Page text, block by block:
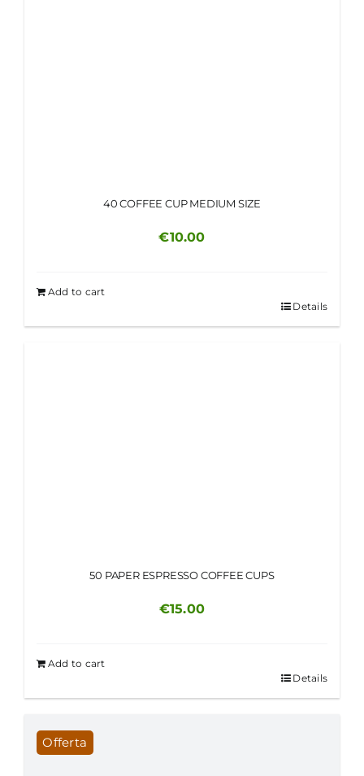
40 COFFEE CUP MEDIUM SIZE
€10.00
Add to cart
Details
50 PAPER ESPRESSO COFFEE CUPS
€15.00
Add to cart
Details
Offerta